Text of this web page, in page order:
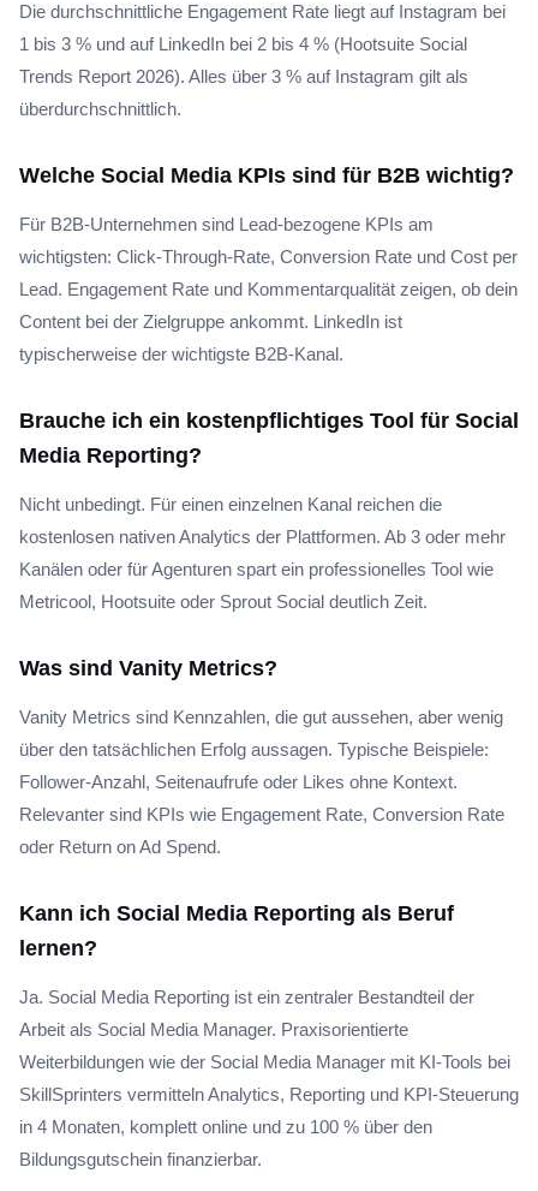
Die durchschnittliche Engagement Rate liegt auf Instagram bei
1 bis 3 % und auf LinkedIn bei 2 bis 4 % (Hootsuite Social
Trends Report 2026). Alles über 3 % auf Instagram gilt als
überdurchschnittlich.
Welche Social Media KPIs sind für B2B wichtig?
Für B2B-Unternehmen sind Lead-bezogene KPIs am
wichtigsten: Click-Through-Rate, Conversion Rate und Cost per
Lead. Engagement Rate und Kommentarqualität zeigen, ob dein
Content bei der Zielgruppe ankommt. LinkedIn ist
typischerweise der wichtigste B2B-Kanal.
Brauche ich ein kostenpflichtiges Tool für Social
Media Reporting?
Nicht unbedingt. Für einen einzelnen Kanal reichen die
kostenlosen nativen Analytics der Plattformen. Ab 3 oder mehr
Kanälen oder für Agenturen spart ein professionelles Tool wie
Metricool, Hootsuite oder Sprout Social deutlich Zeit.
Was sind Vanity Metrics?
Vanity Metrics sind Kennzahlen, die gut aussehen, aber wenig
über den tatsächlichen Erfolg aussagen. Typische Beispiele:
Follower-Anzahl, Seitenaufrufe oder Likes ohne Kontext.
Relevanter sind KPIs wie Engagement Rate, Conversion Rate
oder Return on Ad Spend.
Kann ich Social Media Reporting als Beruf
lernen?
Ja. Social Media Reporting ist ein zentraler Bestandteil der
Arbeit als Social Media Manager. Praxisorientierte
Weiterbildungen wie der Social Media Manager mit KI-Tools bei
SkillSprinters vermitteln Analytics, Reporting und KPI-Steuerung
in 4 Monaten, komplett online und zu 100 % über den
Bildungsgutschein finanzierbar.